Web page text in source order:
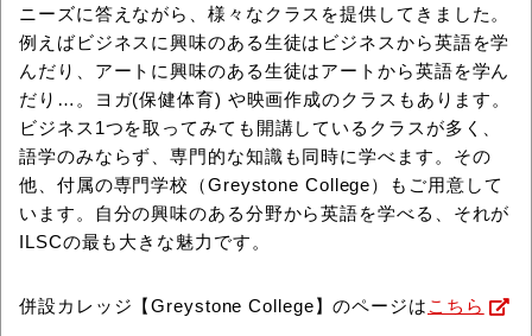
ニーズに答えながら、様々なクラスを提供してきました。
例えばビジネスに興味のある生徒はビジネスから英語を学
んだり、アートに興味のある生徒はアートから英語を学ん
だり…。ヨガ(保健体育) や映画作成のクラスもあります。
ビジネス1つを取ってみても開講しているクラスが多く、
語学のみならず、専門的な知識も同時に学べます。その
他、付属の専門学校（Greystone College）もご用意して
います。自分の興味のある分野から英語を学べる、それが
ILSCの最も大きな魅力です。
併設カレッジ【Greystone College】のページは こちら